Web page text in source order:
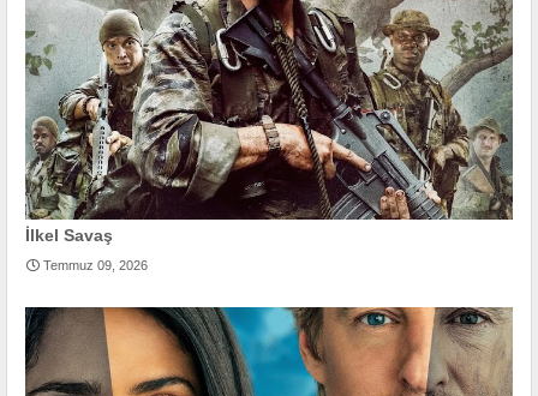
İlkel Savaş
Temmuz 09, 2026